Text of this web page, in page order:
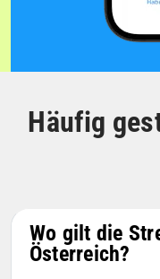
Häufig
Wo gilt die
Österreich?